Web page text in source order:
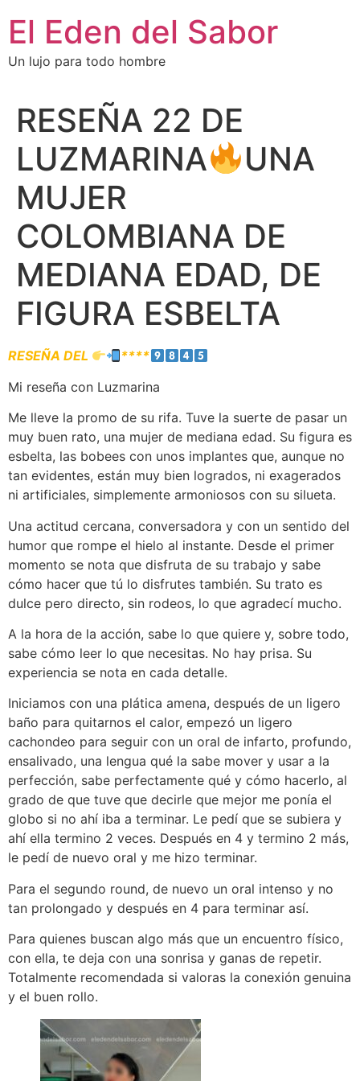
El Eden del Sabor
Un lujo para todo hombre
RESEÑA 22 DE
LUZMARINA
UNA
MUJER
COLOMBIANA DE
MEDIANA EDAD, DE
FIGURA ESBELTA
RESEÑA DEL
****
Mi reseña con Luzmarina
Me lleve la promo de su rifa. Tuve la suerte de pasar un
muy buen rato, una mujer de mediana edad. Su figura es
esbelta, las bobees con unos implantes que, aunque no
tan evidentes, están muy bien logrados, ni exagerados
ni artificiales, simplemente armoniosos con su silueta.
Una actitud cercana, conversadora y con un sentido del
humor que rompe el hielo al instante. Desde el primer
momento se nota que disfruta de su trabajo y sabe
cómo hacer que tú lo disfrutes también. Su trato es
dulce pero directo, sin rodeos, lo que agradecí mucho.
A la hora de la acción, sabe lo que quiere y, sobre todo,
sabe cómo leer lo que necesitas. No hay prisa. Su
experiencia se nota en cada detalle.
Iniciamos con una plática amena, después de un ligero
baño para quitarnos el calor, empezó un ligero
cachondeo para seguir con un oral de infarto, profundo,
ensalivado, una lengua qué la sabe mover y usar a la
perfección, sabe perfectamente qué y cómo hacerlo, al
grado de que tuve que decirle que mejor me ponía el
globo si no ahí iba a terminar. Le pedí que se subiera y
ahí ella termino 2 veces. Después en 4 y termino 2 más,
le pedí de nuevo oral y me hizo terminar.
Para el segundo round, de nuevo un oral intenso y no
tan prolongado y después en 4 para terminar así.
Para quienes buscan algo más que un encuentro físico,
con ella, te deja con una sonrisa y ganas de repetir.
Totalmente recomendada si valoras la conexión genuina
y el buen rollo.